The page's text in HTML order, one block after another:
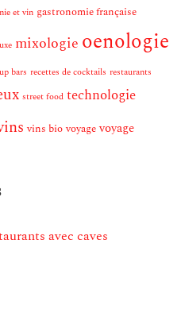
et vin gastronomie française
mixologie oenologie
bars recettes de cocktails restaurants
street food technologie
vins bio voyage voyage
avec caves